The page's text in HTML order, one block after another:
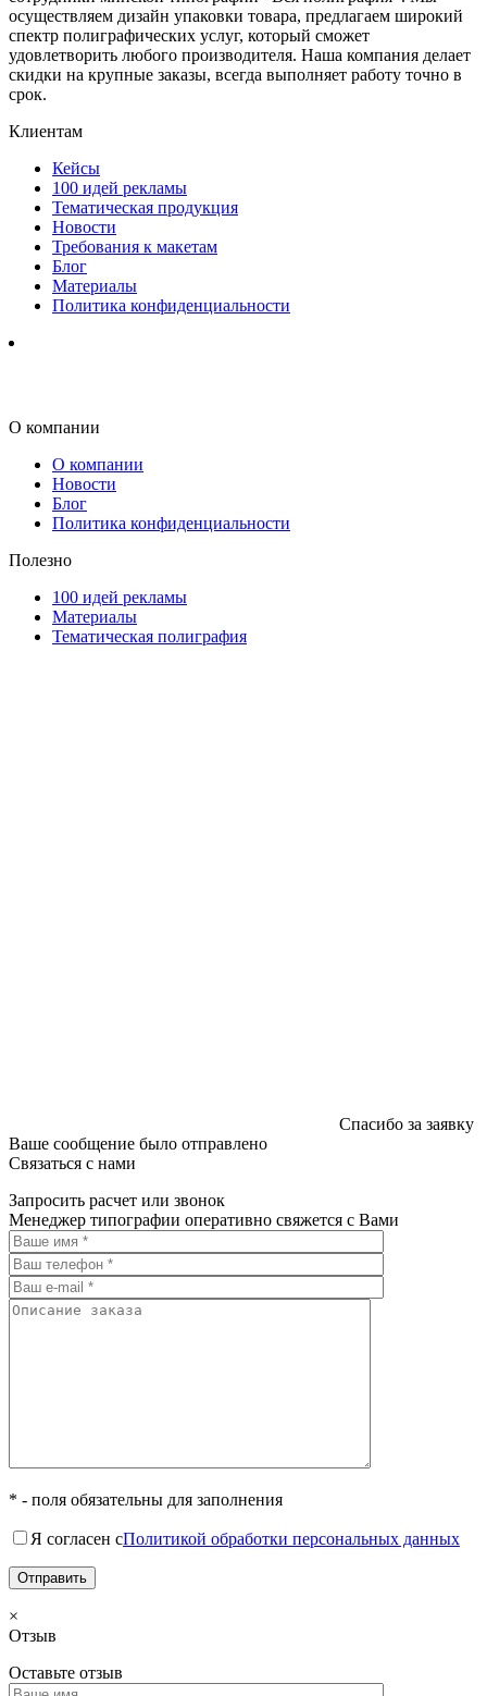
осуществляем дизайн упаковки товара, предлагаем широкий
спектр полиграфических услуг, который сможет
удовлетворить любого производителя. Наша компания делает
скидки на крупные заказы, всегда выполняет работу точно в
срок.
Клиентам
Кейсы
100 идей рекламы
Тематическая продукция
Новости
Требования к макетам
Блог
Материалы
Политика конфиденциальности
О компании
О компании
Новости
Блог
Политика конфиденциальности
Полезно
100 идей рекламы
Материалы
Тематическая полиграфия
Спасибо за заявку
Ваше сообщение было отправлено
Связаться с нами
Запросить расчет или звонок
Менеджер типографии оперативно свяжется с Вами
* - поля обязательны для заполнения
Я согласен сПолитикой обработки персональных данных
×
Отзыв
Оставьте отзыв